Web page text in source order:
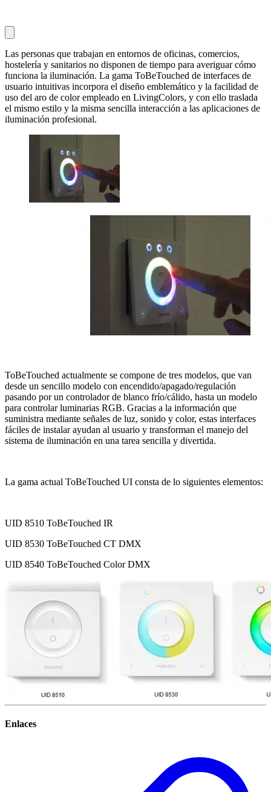
Las personas que trabajan en entornos de oficinas, comercios,
hostelería y sanitarios no disponen de tiempo para averiguar cómo
funciona la iluminación. La gama ToBeTouched de interfaces de
usuario intuitivas incorpora el diseño emblemático y la facilidad de
uso del aro de color empleado en LivingColors, y con ello traslada
el mismo estilo y la misma sencilla interacción a las aplicaciones de
iluminación profesional.
ToBeTouched actualmente se compone de tres modelos, que van
desde un sencillo modelo con encendido/apagado/regulación
pasando por un controlador de blanco frío/cálido, hasta un modelo
para controlar luminarias RGB. Gracias a la información que
suministra mediante señales de luz, sonido y color, estas interfaces
fáciles de instalar ayudan al usuario y transforman el manejo del
sistema de iluminación en una tarea sencilla y divertida.
La gama actual ToBeTouched UI consta de lo siguientes elementos:
UID 8510 ToBeTouched IR
UID 8530 ToBeTouched CT DMX
UID 8540 ToBeTouched Color DMX
Enlaces